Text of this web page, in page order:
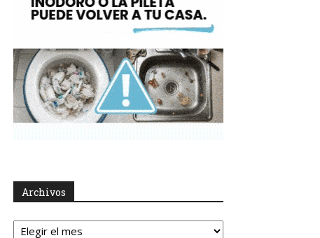
Archivos
Archivos